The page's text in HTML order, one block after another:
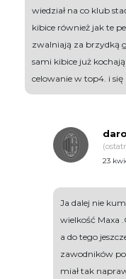
wiedział na co klub
kibice również jak te
zwalniają za brzydką
sami kibice już
celowanie w top4. i się
23
Ja dalej nie
wielkość Maxa
a do tego
zawodników po
miał tak